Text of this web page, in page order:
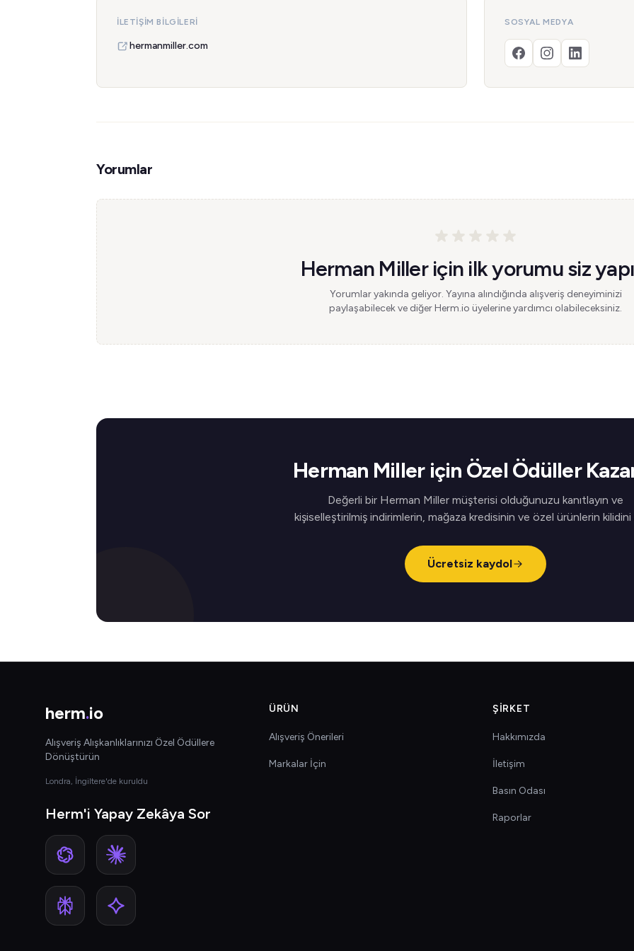
İLETIŞIM BILGILERI
hermanmiller.com
SOSYAL MEDYA
Yorumlar
Herman Miller için ilk yorumu siz
Yorumlar yakında geliyor. Yayına alındığında alışveriş deneyiminizi
paylaşabilecek ve diğer Herm.io üyelerine yardımcı olabileceksiniz.
Herman Miller için Özel Ödüller
Değerli bir Herman Miller müşterisi olduğunuzu kanıtlayın ve
kişiselleştirilmiş indirimlerin, mağaza kredisinin ve özel ürünlerin kilidini
Ücretsiz kaydol
herm.io
Alışveriş Alışkanlıklarınızı Özel Ödüllere
Dönüştürün
Londra, İngiltere'de kuruldu
Herm'i Yapay Zekâya Sor
ÜRÜN
Alışveriş Önerileri
Markalar İçin
ŞIRKET
Hakkımızda
İletişim
Basın Odası
Raporlar